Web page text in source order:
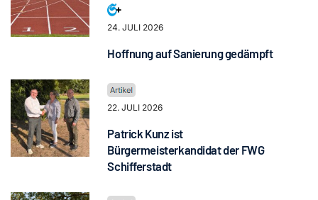
24. JULI 2026
Hoffnung auf Sanierung gedämpft
22. JULI 2026
Patrick Kunz ist
Bürgermeisterkandidat der FWG
Schifferstadt